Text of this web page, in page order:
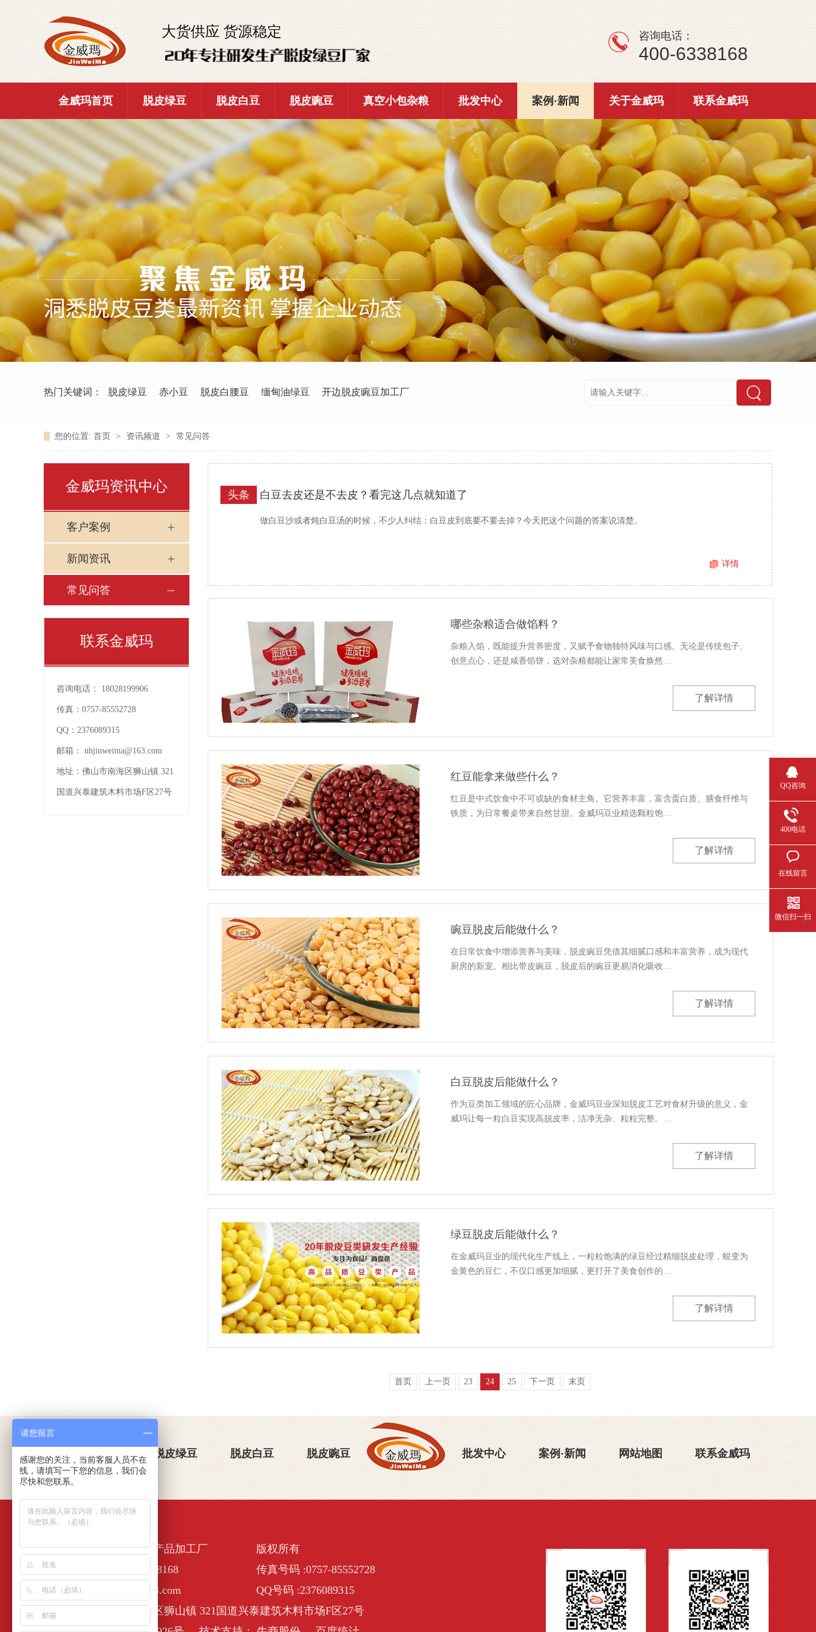
大货供应 货源稳定 咨询电话：
400-6338168
金威玛首页 脱皮绿豆 脱皮白豆 脱皮豌豆 真空小包杂粮 批发中心 案例·新闻 关于金威玛 联系金威玛
热门关键词： 脱皮绿豆 赤小豆 脱皮白腰豆 缅甸油绿豆 开边脱皮豌豆加工厂
您的位置: 首页 > 资讯频道 > 常见问答
金威玛资讯中心
客户案例
新闻资讯
常见问答
联系金威玛
咨询电话： 18028199906
传真： 0757-85552728
QQ： 2376089315
邮箱： nhjinweima@163.com
地址： 佛山市南海区狮山镇 321
国道兴泰建筑木料市场F区27号
白豆去皮还是不去皮？看完这几点就知道了
头条
做白豆沙或者炖白豆汤的时候，不少人纠结：白豆皮到底要不要去掉？今天把这个问题的答案说清楚。
详情
哪些杂粮适合做馅料？
杂粮入馅，既能提升营养密度，又赋予食物独特风味与口感。无论是传统包子、
创意点心，还是咸香馅饼，选对杂粮都能让家常美食焕然…
了解详情
红豆能拿来做些什么？
红豆是中式饮食中不可或缺的食材主角。它营养丰富，富含蛋白质、膳食纤维与
铁质，为日常餐桌带来自然甘甜。金威玛豆业精选颗粒饱…
了解详情
豌豆脱皮后能做什么？
在日常饮食中增添营养与美味，脱皮豌豆凭借其细腻口感和丰富营养，成为现代
厨房的新宠。相比带皮豌豆，脱皮后的豌豆更易消化吸收…
了解详情
白豆脱皮后能做什么？
作为豆类加工领域的匠心品牌，金威玛豆业深知脱皮工艺对食材升级的意义，金
威玛让每一粒白豆实现高脱皮率，洁净无杂、粒粒完整。…
了解详情
绿豆脱皮后能做什么？
在金威玛豆业的现代化生产线上，一粒粒饱满的绿豆经过精细脱皮处理，蜕变为
金黄色的豆仁，不仅口感更加细腻，更打开了美食创作的…
了解详情
首页 上一页 23 24 25 下一页 末页
关于金威玛 脱皮绿豆 脱皮白豆 脱皮豌豆 批发中心 案例·新闻 网站地图 联系金威玛
佛山市南海区金诺一农产品加工厂
版权所有
全国服务热线：400-6338168
传真号码 :0757-85552728
E-Mail :nhjinweima@163.com
QQ号码 :2376089315
公司地址：佛山市南海区狮山镇 321国道兴泰建筑木料市场F区27号
QQ咨询
400电话
在线留言
微信扫一扫
请您留言
感谢您的关注，当前客服人员不在
线，请填写一下您的信息，我们会
尽快和您联系。